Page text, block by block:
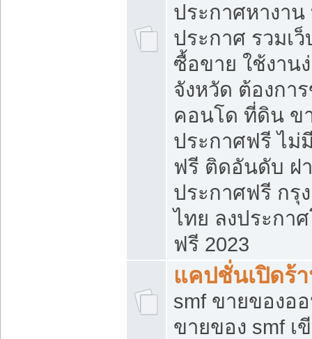
ประกาศหางาน
ประกาศ รวมเ
ซื้อขาย ใช้งาน
จังหวัด ต้องกา
คอนโด ที่ดิน ข
ประกาศฟรี ไม่
ฟรี ติดอันดับ ฝ
ประกาศฟรี กรุ
ไทย ลงประกา
ฟรี 2023
แคปชั่นเปิดร้
smf ขายของอ
ขายของ smf เ